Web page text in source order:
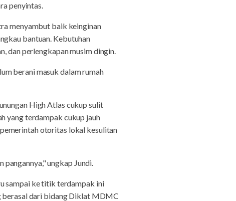
penyintas.
menyambut baik keinginan
bantuan. Kebutuhan
dan perlengkapan musim dingin.
berani masuk dalam rumah
High Atlas cukup sulit
yang terdampak cukup jauh
otoritas lokal kesulitan
ungkap Jundi.
sampai ke titik terdampak ini
berasal dari bidang Diklat MDMC